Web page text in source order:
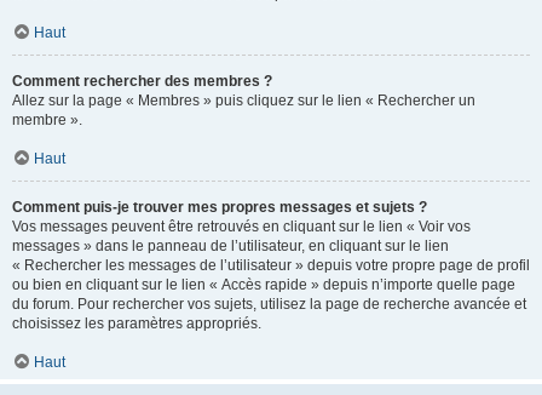
Haut
Comment rechercher des membres ?
Allez sur la page « Membres » puis cliquez sur le lien « Rechercher un
membre ».
Haut
Comment puis-je trouver mes propres messages et sujets ?
Vos messages peuvent être retrouvés en cliquant sur le lien « Voir vos
messages » dans le panneau de l’utilisateur, en cliquant sur le lien
« Rechercher les messages de l’utilisateur » depuis votre propre page de profil
ou bien en cliquant sur le lien « Accès rapide » depuis n’importe quelle page
du forum. Pour rechercher vos sujets, utilisez la page de recherche avancée et
choisissez les paramètres appropriés.
Haut